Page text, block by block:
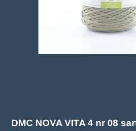
DMC NOVA VITA 4 nr 08